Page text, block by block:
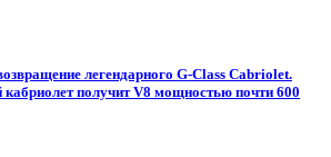
легендарного G-Class Cabriolet.
получит V8 мощностью почти 600